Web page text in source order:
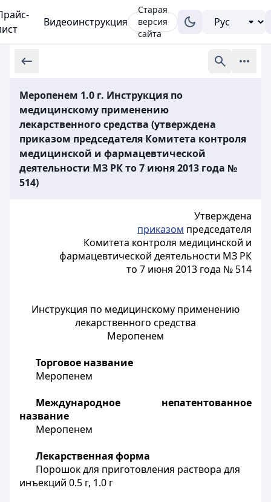
Видеоинструкция
Старая
версия
сайта
Меропенем 1.0 г. Инструкция по
медицинскому применению
лекарственного средства (утверждена
приказом председателя Комитета контроля
медицинской и фармацевтической
деятельности МЗ РК то 7 июня 2013 года №
514)
Утверждена
приказом председателя
Комитета контроля медицинской и
фармацевтической деятельности МЗ РК
то 7 июня 2013 года № 514
Инструкция по медицинскому применению
лекарственного средства
Меропенем
Торговое название
Меропенем
Международное непатентованное
название
Меропенем
Лекарственная форма
Порошок для приготовления раствора для
инъекций 0.5 г, 1.0 г